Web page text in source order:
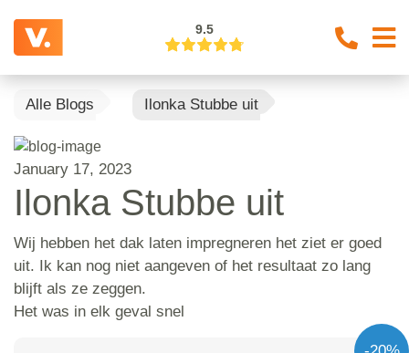
9.5
Alle Blogs Ilonka Stubbe uit
January 17, 2023
Ilonka Stubbe uit
Wij hebben het dak laten impregneren het ziet er goed
uit. Ik kan nog niet aangeven of het resultaat zo lang
blijft als ze zeggen.
Het was in elk geval snel